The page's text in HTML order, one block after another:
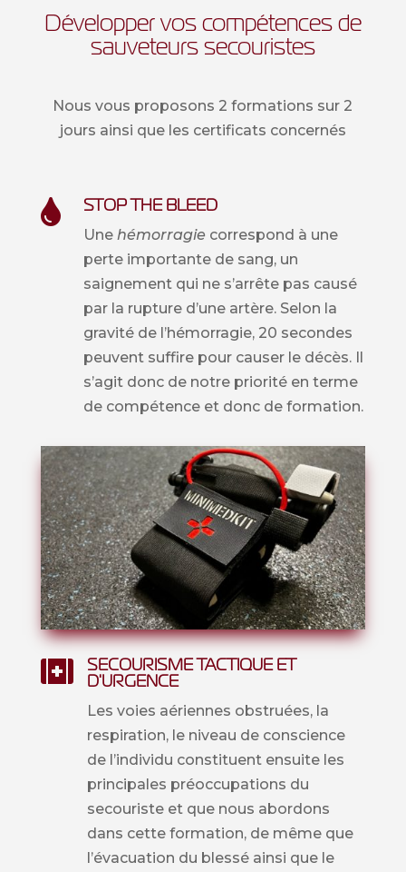
Développer vos compétences de
sauveteurs secouristes
Nous vous proposons 2 formations sur 2
jours ainsi que les certificats concernés
 STOP THE BLEED
Une hémorragiecorrespond à une
perte importante de sang, un
saignement qui ne s’arrête pas causé
par la rupture d’une artère. Selon la
gravité de l’hémorragie, 20 secondes
peuvent suffire pour causer le décès. Il
s’agit donc de notre priorité en terme
de compétence et donc de formation.

SECOURISME TACTIQUE ET
D'URGENCE
Les voies aériennes obstruées, la
respiration, le niveau de conscience
de l’individu constituent ensuite les
principales préoccupations du
secouriste et que nous abordons
dans cette formation, de même que
l’évacuation du blessé ainsi que le